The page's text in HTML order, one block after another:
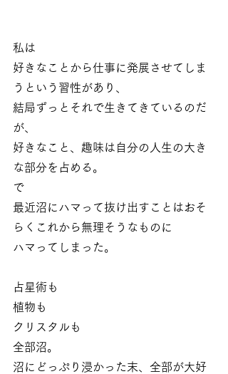
私は
好きなことから仕事に発展させてしま
うという習性があり、
結局ずっとそれで生きてきているのだ
が、
好きなこと、趣味は自分の人生の大き
な部分を占める。
で
最近沼にハマって抜け出すことはおそ
らくこれから無理そうなものに
ハマってしまった。
占星術も
植物も
クリスタルも
全部沼。
沼にどっぷり浸かった末、全部が大好